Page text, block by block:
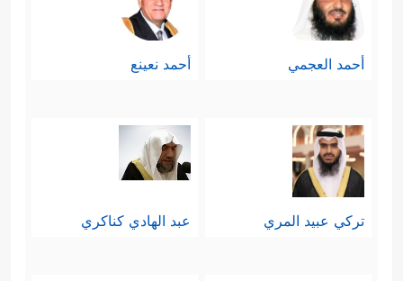
أحمد العجمي أحمد نعينع
تركي عبيد المري عبد الهادي كناكري